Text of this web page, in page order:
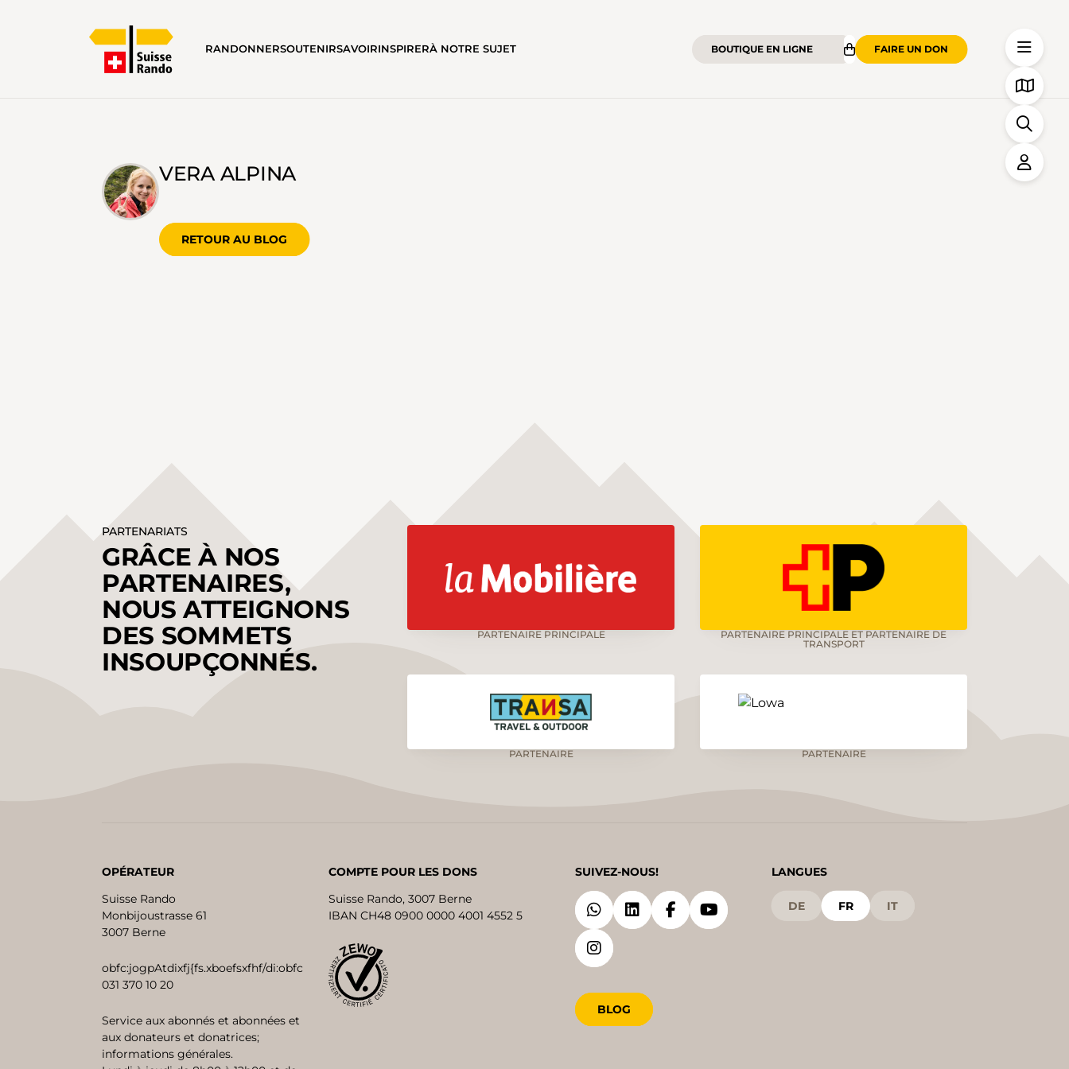
RANDONNERSOUTENIRSAVOIRINSPIRERÀ NOTRE SUJET BOUTIQUE EN LIGNE FAIRE UN DON
VERA ALPINA
RETOUR AU BLOG
PARTENARIATS
GRÂCE À NOS
PARTENAIRES,
NOUS ATTEIGNONS
DES SOMMETS
INSOUPÇONNÉS.
PARTENAIRE PRINCIPALE
PARTENAIRE PRINCIPALE ET PARTENAIRE DE
TRANSPORT
PARTENAIRE PARTENAIRE
OPÉRATEUR
Suisse Rando
Monbijoustrasse 61
3007 Berne
obfc:jogpAtdixfj{fs.xboefsxfhf/di:obfc
031 370 10 20
Service aux abonnés et abonnées et
aux donateurs et donatrices;
informations générales.
COMPTE POUR LES DONS
Suisse Rando, 3007 Berne
IBAN CH48 0900 0000 4001 4552 5
SUIVEZ-NOUS!
BLOG
LANGUES
DE FR IT